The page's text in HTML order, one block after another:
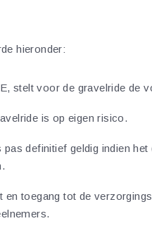
hieronder:
stelt voor de gravelride de
is op eigen risico.
pas definitief geldig indien
en toegang tot de